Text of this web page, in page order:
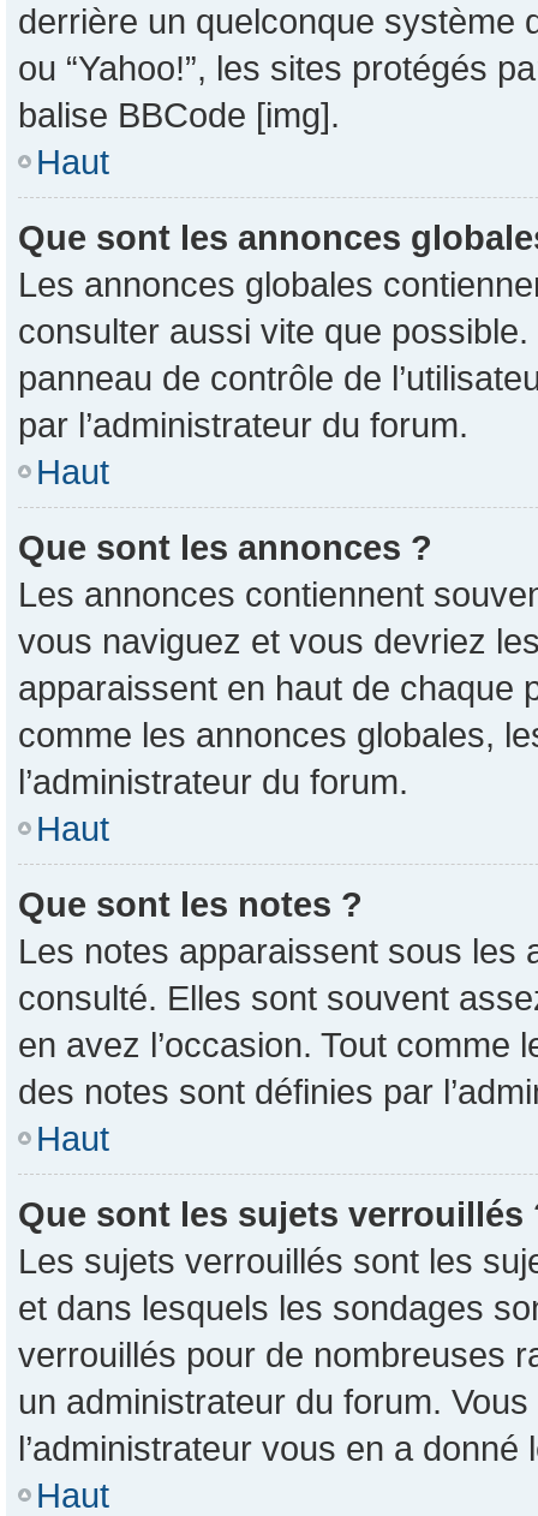
derrière un quelconque système
ou “Yahoo!”, les sites protégés
balise BBCode [img].
Haut
Que sont les annonces
Les annonces globales
consulter aussi vite que
panneau de contrôle de
par l’administrateur du forum.
Haut
Que sont les annonces ?
Les annonces contiennent
vous naviguez et vous devriez
apparaissent en haut de chaque
comme les annonces globales,
l’administrateur du forum.
Haut
Que sont les notes ?
Les notes apparaissent sous les
consulté. Elles sont souvent
en avez l’occasion. Tout
des notes sont définies par
Haut
Que sont les sujets verrouillés
Les sujets verrouillés sont les
et dans lesquels les sondages
verrouillés pour de nombreuses
un administrateur du forum.
l’administrateur vous en a donné
Haut